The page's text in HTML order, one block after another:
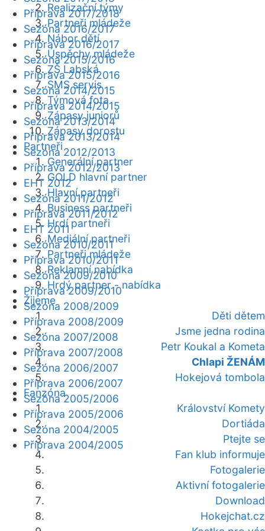
Realizační týmy
Partneři mládeže
Nábor dětí
Úspěchy mládeže
ZŠ Labská
SMS servis
Týmová fota
Zápasy juniorů
Zápasy dorostu
Partneři
Generální partner
GOLD hlavní partner
Hlavní partneři
Business partneři
Hrdí partneři
Mediální partneři
Partneři mládeže
Reklamní nabídka
Hrdý partner - nabídka
Žijeme
Děti dětem
Jsme jedna rodina
Petr Koukal a Kometa
Chlapi ŽENÁM
Hokejová tombola
Fanzóna
Království Komety
Dortiáda
Ptejte se
Fan klub informuje
Fotogalerie
Aktivní fotogalerie
Download
Hokejchat.cz
Příprava 2017/2018
Sezóna 2016/2017
Příprava 2016/2017
Sezóna 2015/2016
Příprava 2015/2016
Sezóna 2014/2015
Příprava 2014/2015
Sezóna 2013/2014
Příprava 2013/2014
Sezóna 2012/2013
Příprava 2012/2013
EHT 2012
Sezóna 2011/2012
Příprava 2011/2012
EHT 2011
Sezóna 2010/2011
Příprava 2010/2011
Sezóna 2009/2010
Příprava 2009/2010
Sezóna 2008/2009
Příprava 2008/2009
Sezóna 2007/2008
Příprava 2007/2008
Sezóna 2006/2007
Příprava 2006/2007
Sezóna 2005/2006
Příprava 2005/2006
Sezóna 2004/2005
Příprava 2004/2005